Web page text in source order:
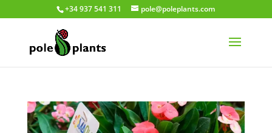
+34 937 541 311 pole@poleplants.com